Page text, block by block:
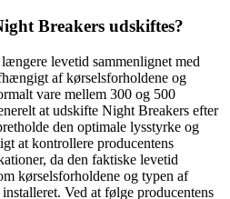
Breakers udskiftes?
levetid sammenlignet med
af kørselsforholdene og
vare mellem 300 og 500
at udskifte Night Breakers efter
den optimale lysstyrke og
at kontrollere producentens
da den faktiske levetid
kørselsforholdene og typen af
Ved at følge producentens